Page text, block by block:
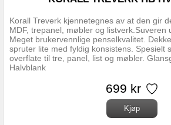
Korall Treverk kjennetegnes av at den gir
MDF, trepanel, møbler og listverk.Suveren
Meget brukervennlige penselkvalitet.
spruter lite med fyldig konsistens. Spesielt
overflate til tre, panel, list og møbler.
Halvblank
699 kr